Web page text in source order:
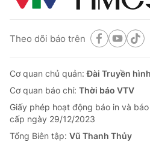
Theo dõi báo trên
Cơ quan chủ quản:Đài Truyền
Cơ quan báo chí: Thời báo VTV
Giấy phép hoạt động báo in và
cấp ngày 29/12/2023
Tổng Biên tập: Vũ Thanh Thủy